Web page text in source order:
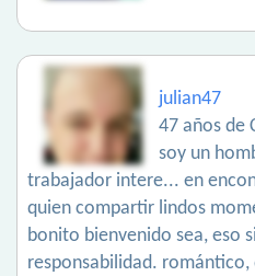
julian47
47 años de
soy un
trabajador intere... en
quien compartir lindos
bonito bienvenido sea, eso
responsabilidad.